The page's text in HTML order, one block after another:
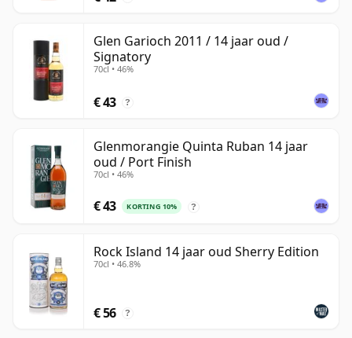
Glen Garioch 2011 / 14 jaar oud /
Signatory
70cl • 46%
€ 43 ?
Glenmorangie Quinta Ruban 14 jaar
oud / Port Finish
70cl • 46%
€ 43 KORTING 10% ?
Rock Island 14 jaar oud Sherry Edition
70cl • 46.8%
€ 56 ?